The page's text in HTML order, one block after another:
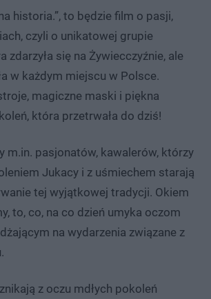
historia.”, to będzie film o pasji,
czyli o unikatowej grupie
zdarzyła się na Żywiecczyźnie, ale
w każdym miejscu w Polsce.
magiczne maski i piękna
która przetrwała do dziś!
m.in. pasjonatów, kawalerów, którzy
Jukacy i z uśmiechem starają
tej wyjątkowej tradycji. Okiem
to, co, na co dzień umyka oczom
na wydarzenia związane z
z oczu mdłych pokoleń